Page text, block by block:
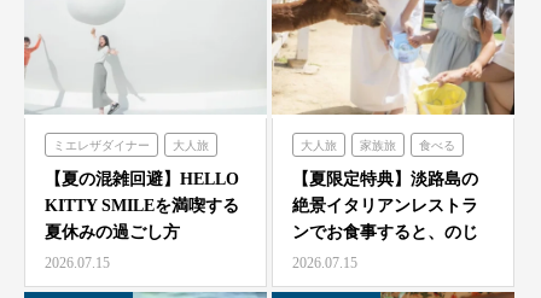
ミエレザダイナー 大人旅
家族旅 食べる 体験する
ハローキティスマイル
【夏の混雑回避】HELLO
KITTY SMILEを満喫する
夏休みの過ごし方
2026.07.15
大人旅 家族旅 食べる
体験する のじまスコーラ
【夏限定特典】淡路島の
絶景イタリアンレストラ
ンでお食事すると、のじ
ま動物園の入場券をプレ
ゼ…
2026.07.15